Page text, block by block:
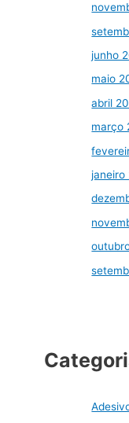
junho
maio
abril
março
janeiro